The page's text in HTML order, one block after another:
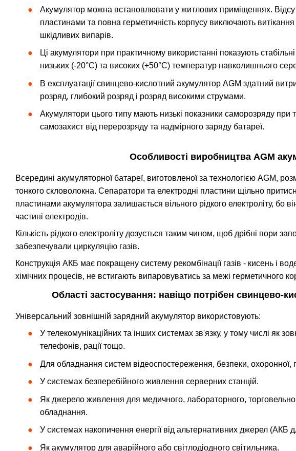
Акумулятор можна встановлювати у житлових приміщеннях.
пластинами та повна герметичність корпусу виключають витікання
шкідливих випарів.
Ці акумулятори при практичному використанні показують
низьких (-20°С) та високих (+50°С) температур навколишнього
В експлуатації свинцево-кислотний акумулятор AGM здатний
розряд, глибокий розряд і розряд високими струмами.
Акумулятори цього типу мають низькі показники саморозряду при
самозахист від перерозряду та надмірного заряду батареї.
Особливості виробництва AGM
Всередині акумуляторної батареї, виготовленої за технологією AGM,
тонкого скловолокна. Сепаратори та електродні пластини щільно
пластинами акумулятора залишається вільного рідкого електроліту, бо
частині електродів.
Кількість рідкого електроліту дозується таким чином, щоб дрібні пори
забезпечували циркуляцію газів.
Конструкція АКБ має покращену систему рекомбінації газів - кисень і
хімічних процесів, не встигають випаровуватись за межі герметичного
Області застосування: навіщо потрібен свинцево-
Універсальний зовнішній зарядний акумулятор використовують:
У телекомунікаційних та інших системах зв'язку, у тому числі як
телефонів, рації тощо.
Для обладнання систем відеоспостереження, безпеки, охоронної,
У системах безперебійного живлення серверних станцій.
Як джерело живлення для медичного, лабораторного,
обладнання.
У системах накопичення енергії від альтернативних джерел (АКБ
Як акумулятор для аварійного або світлодіодного світильника.